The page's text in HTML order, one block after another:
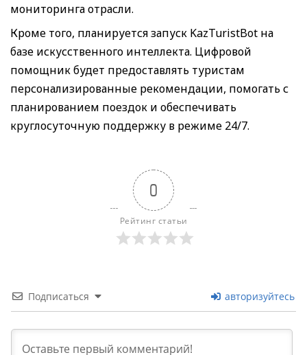
мониторинга отрасли.
Кроме того, планируется запуск KazTuristBot на
базе искусственного интеллекта. Цифровой
помощник будет предоставлять туристам
персонализированные рекомендации, помогать с
планированием поездок и обеспечивать
круглосуточную поддержку в режиме 24/7.
0
Рейтинг статьи
Подписаться авторизуйтесь